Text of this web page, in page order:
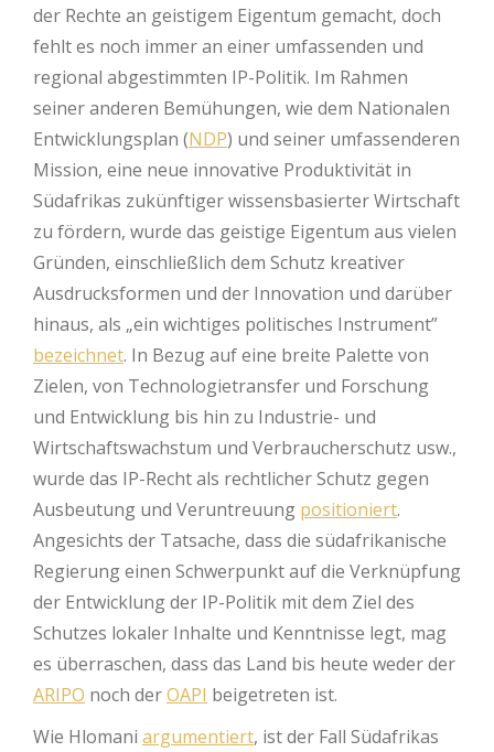
der Rechte an geistigem Eigentum gemacht, doch
fehlt es noch immer an einer umfassenden und
regional abgestimmten IP-Politik. Im Rahmen
seiner anderen Bemühungen, wie dem Nationalen
Entwicklungsplan (NDP) und seiner umfassenderen
Mission, eine neue innovative Produktivität in
Südafrikas zukünftiger wissensbasierter Wirtschaft
zu fördern, wurde das geistige Eigentum aus vielen
Gründen, einschließlich dem Schutz kreativer
Ausdrucksformen und der Innovation und darüber
hinaus, als „ein wichtiges politisches Instrument”
bezeichnet. In Bezug auf eine breite Palette von
Zielen, von Technologietransfer und Forschung
und Entwicklung bis hin zu Industrie- und
Wirtschaftswachstum und Verbraucherschutz usw.,
wurde das IP-Recht als rechtlicher Schutz gegen
Ausbeutung und Veruntreuung positioniert.
Angesichts der Tatsache, dass die südafrikanische
Regierung einen Schwerpunkt auf die Verknüpfung
der Entwicklung der IP-Politik mit dem Ziel des
Schutzes lokaler Inhalte und Kenntnisse legt, mag
es überraschen, dass das Land bis heute weder der
ARIPO noch derOAPI beigetreten ist.
Wie Hlomani argumentiert, ist der Fall Südafrikas